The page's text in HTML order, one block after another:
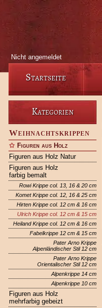
Nicht angemeldet
Startseite
Kategorien
Weihnachtskrippen
Figuren aus Holz
Figuren aus Holz Natur
Figuren aus Holz
farbig bemalt
Rowi Krippe col. 13, 16 & 20 cm
Komet Krippe col. 12, 16 & 25 cm
Hirten Krippe col. 12 cm & 16 cm
Ulrich Krippe col. 12 cm & 15 cm
Heiland Krippe col. 12 cm & 16 cm
Fabelkrippe 12 cm & 15 cm
Pater Arno Krippe
Alpenländischer Stil 12 cm
Pater Arno Krippe
Orientalischer Stil 12 cm
Alpenkrippe 14 cm
Alpenkrippe 10 cm
Figuren aus Holz
mehrfarbig gebeizt